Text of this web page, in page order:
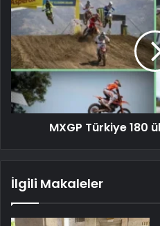
MXGP Türkiye 180
İlgili Makaleler